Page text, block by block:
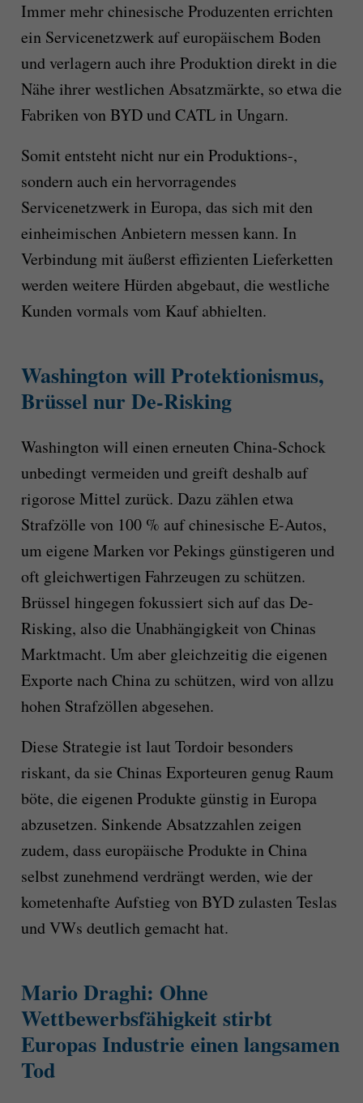
Immer mehr chinesische Produzenten errichten
ein Servicenetzwerk auf europäischem Boden
und verlagern auch ihre Produktion direkt in die
Nähe ihrer westlichen Absatzmärkte, so etwa die
Fabriken von BYD und CATL in Ungarn.
Somit entsteht nicht nur ein Produktions-,
sondern auch ein hervorragendes
Servicenetzwerk in Europa, das sich mit den
einheimischen Anbietern messen kann. In
Verbindung mit äußerst effizienten Lieferketten
werden weitere Hürden abgebaut, die westliche
Kunden vormals vom Kauf abhielten.
Washington will Protektionismus,
Brüssel nur De-Risking
Washington will einen erneuten China-Schock
unbedingt vermeiden und greift deshalb auf
rigorose Mittel zurück. Dazu zählen etwa
Strafzölle von 100 % auf chinesische E-Autos,
um eigene Marken vor Pekings günstigeren und
oft gleichwertigen Fahrzeugen zu schützen.
Brüssel hingegen fokussiert sich auf das De-
Risking, also die Unabhängigkeit von Chinas
Marktmacht. Um aber gleichzeitig die eigenen
Exporte nach China zu schützen, wird von allzu
hohen Strafzöllen abgesehen.
Diese Strategie ist laut Tordoir besonders
riskant, da sie Chinas Exporteuren genug Raum
böte, die eigenen Produkte günstig in Europa
abzusetzen. Sinkende Absatzzahlen zeigen
zudem, dass europäische Produkte in China
selbst zunehmend verdrängt werden, wie der
kometenhafte Aufstieg von BYD zulasten Teslas
und VWs deutlich gemacht hat.
Mario Draghi: Ohne
Wettbewerbsfähigkeit stirbt
Europas Industrie einen langsamen
Tod